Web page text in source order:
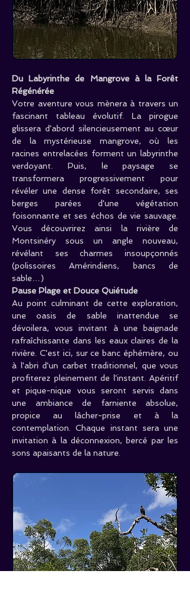
Du Labyrinthe de Mangrove à la Forêt
Régénérée
Votre aventure vous mènera à travers un
fascinant tableau évolutif. La pirogue
glissera d'abord silencieusement au cœur
de la mystérieuse mangrove, où les
racines entrelacées forment un labyrinthe
verdoyant. Puis, le paysage se
transformera progressivement pour
révéler une dense forêt secondaire, ses
berges parées d'une végétation
foisonnante et ses échos de vie sauvage.
Vous découvrirez ainsi la rivière de
Montsinéry sous un angle nouveau,
révélant ses charmes insoupçonnés
(polissoires Amérindiens, bancs de
sable…)
Pause Plage et Douce Quiétude
Au point culminant de cette exploration,
une oasis de sable inattendue se
dévoilera, vous invitant à une baignade
rafraîchissante dans les eaux claires de la
rivière. C'est ici, sur ce banc éphémère, ou
à l'abri d'un carbet traditionnel, que vous
profiterez pleinement de l'instant. Apéritif
et pique-nique vous seront servis dans
une ambiance de farniente absolue,
propice au lâcher-prise et à la
contemplation. Chaque instant sera une
invitation à la déconnexion, bercé par les
sons apaisants de la nature.